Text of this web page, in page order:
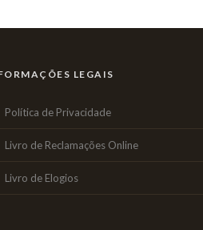
LEGAIS
Política de Privacidade
Livro de Reclamações Online
Livro de Elogios